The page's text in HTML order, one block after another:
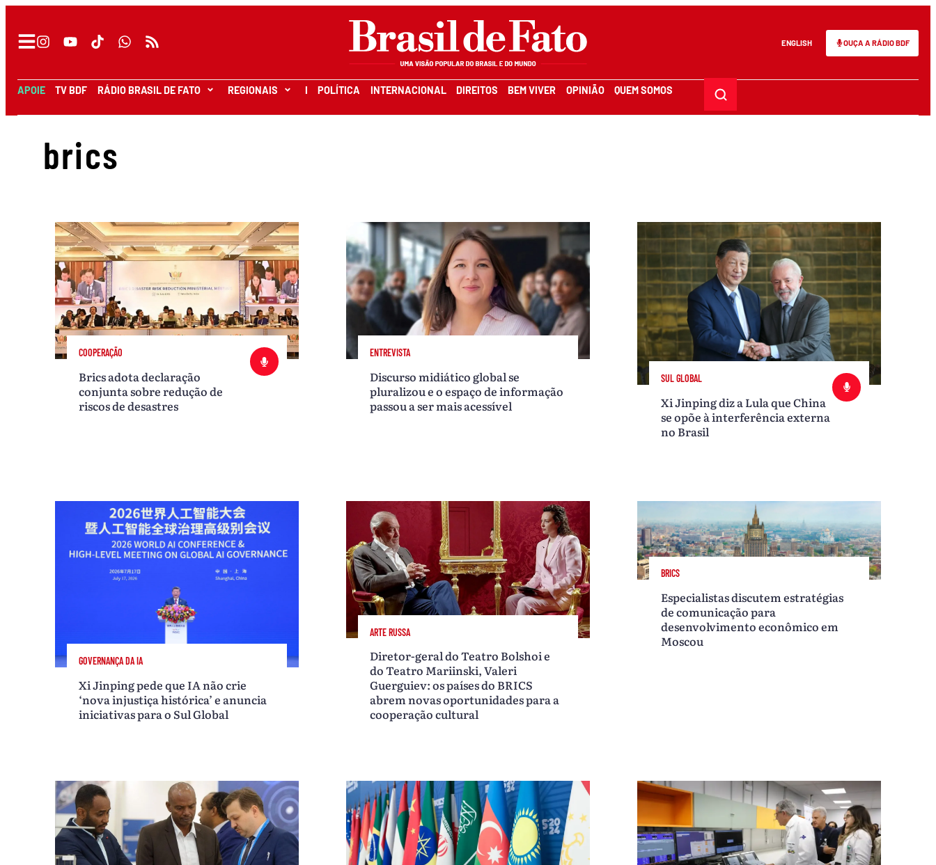
ENGLISH OUÇA A RÁDIO BDF
APOIE TV BDF RÁDIO BRASIL DE FATO REGIONAIS I POLÍTICA INTERNACIONAL DIREITOS BEM VIVER OPINIÃO QUEM SOMOS
brics
COOPERAÇÃO
Brics adota declaração
conjunta sobre redução de
riscos de desastres
ENTREVISTA
Discurso midiático global se
pluralizou e o espaço de informação
passou a ser mais acessível
SUL GLOBAL
Xi Jinping diz a Lula que China
se opõe à interferência externa
no Brasil
GOVERNANÇA DA IA
Xi Jinping pede que IA não crie
‘nova injustiça histórica’ e anuncia
iniciativas para o Sul Global
ARTE RUSSA
Diretor-geral do Teatro Bolshoi e
do Teatro Mariinski, Valeri
Guerguiev: os países do BRICS
abrem novas oportunidades para a
cooperação cultural
BRICS
Especialistas discutem estratégias
de comunicação para
desenvolvimento econômico em
Moscou